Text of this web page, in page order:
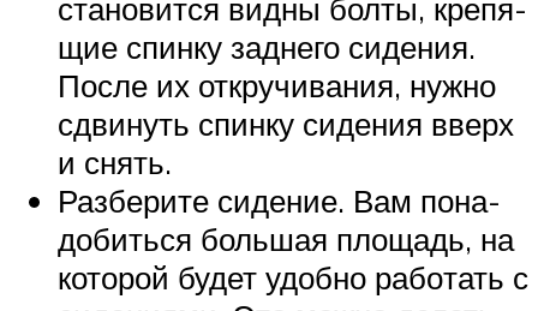
ста­но­вит­ся вид­ны бол­ты, кре­пя­
щие спин­ку зад­не­го сиде­ния.
После их откру­чи­ва­ния, нуж­но
сдви­нуть спин­ку сиде­ния вверх
и снять.
Раз­бе­ри­те сиде­ние. Вам пона­
до­бить­ся боль­шая пло­щадь, на
кото­рой будет удоб­но рабо­тать с